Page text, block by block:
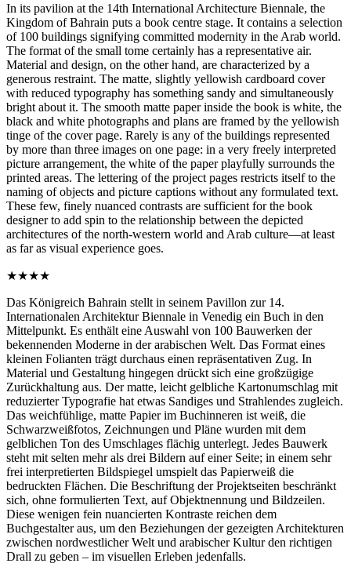
In its pavilion at the 14th International Architecture Biennale, the
Kingdom of Bahrain puts a book centre stage. It contains a selection
of 100 buildings signifying committed modernity in the Arab world.
The format of the small tome certainly has a representative air.
Material and design, on the other hand, are characterized by a
generous restraint. The matte, slightly yellowish cardboard cover
with reduced typography has something sandy and simultaneously
bright about it. The smooth matte paper inside the book is white, the
black and white photographs and plans are framed by the yellowish
tinge of the cover page. Rarely is any of the buildings represented
by more than three images on one page: in a very freely interpreted
picture arrangement, the white of the paper playfully surrounds the
printed areas. The lettering of the project pages restricts itself to the
naming of objects and picture captions without any formulated text.
These few, finely nuanced contrasts are sufficient for the book
designer to add spin to the relationship between the depicted
architectures of the north-western world and Arab culture—at least
as far as visual experience goes.
★★★★
Das Königreich Bahrain stellt in seinem Pavillon zur 14.
Internationalen Architektur Biennale in Venedig ein Buch in den
Mittelpunkt. Es enthält eine Auswahl von 100 Bauwerken der
bekennenden Moderne in der arabischen Welt. Das Format eines
kleinen Folianten trägt durchaus einen repräsentativen Zug. In
Material und Gestaltung hingegen drückt sich eine großzügige
Zurückhaltung aus. Der matte, leicht gelbliche Kartonumschlag mit
reduzierter Typografie hat etwas Sandiges und Strahlendes zugleich.
Das weichfühlige, matte Papier im Buchinneren ist weiß, die
Schwarzweißfotos, Zeichnungen und Pläne wurden mit dem
gelblichen Ton des Umschlages flächig unterlegt. Jedes Bauwerk
steht mit selten mehr als drei Bildern auf einer Seite; in einem sehr
frei interpretierten Bildspiegel umspielt das Papierweiß die
bedruckten Flächen. Die Beschriftung der Projektseiten beschränkt
sich, ohne formulierten Text, auf Objektnennung und Bildzeilen.
Diese wenigen fein nuancierten Kontraste reichen dem
Buchgestalter aus, um den Beziehungen der gezeigten Architekturen
zwischen nordwestlicher Welt und arabischer Kultur den richtigen
Drall zu geben – im visuellen Erleben jedenfalls.